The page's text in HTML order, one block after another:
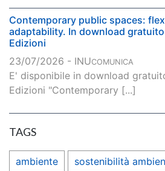
Contemporary public spaces:
adaptability. In download
Edizioni
23/07/2026 - INUCOMUNICA
E' disponibile in download
Edizioni "Contemporary [...]
TAGS
ambiente sostenibilità